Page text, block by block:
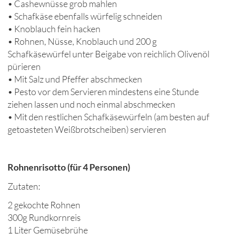
• Cashewnüsse grob mahlen
• Schafkäse ebenfalls würfelig schneiden
• Knoblauch fein hacken
• Rohnen, Nüsse, Knoblauch und 200 g
Schafkäsewürfel unter Beigabe von reichlich Olivenöl
pürieren
• Mit Salz und Pfeffer abschmecken
• Pesto vor dem Servieren mindestens eine Stunde
ziehen lassen und noch einmal abschmecken
• Mit den restlichen Schafkäsewürfeln (am besten auf
getoasteten Weißbrotscheiben) servieren
Rohnenrisotto (für 4 Personen)
Zutaten:
2 gekochte Rohnen
300g Rundkornreis
1 Liter Gemüsebrühe